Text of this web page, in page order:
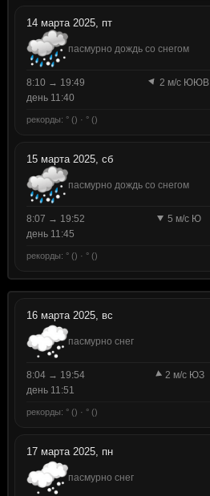
14 марта 2025, пт
пасмурно дождь со снегом
8:10 → 19:49
2 м/с ЮЮВ
день 11:40
рекорды: ° () · ° ()
15 марта 2025, сб
пасмурно дождь со снегом
8:07 → 19:52
5 м/с Ю
день 11:45
рекорды: ° () · ° ()
16 марта 2025, вс
пасмурно снег
8:04 → 19:54
2 м/с ЮЗ
день 11:51
рекорды: ° () · ° ()
17 марта 2025, пн
пасмурно снег